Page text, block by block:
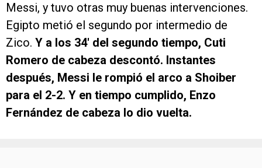
Messi, y tuvo otras muy buenas intervenciones.
Egipto metió el segundo por intermedio de
Zico. Y a los 34′ del segundo tiempo, Cuti
Romero de cabeza descontó. Instantes
después, Messi le rompió el arco a Shoiber
para el 2-2. Y en tiempo cumplido, Enzo
Fernández de cabeza lo dio vuelta.